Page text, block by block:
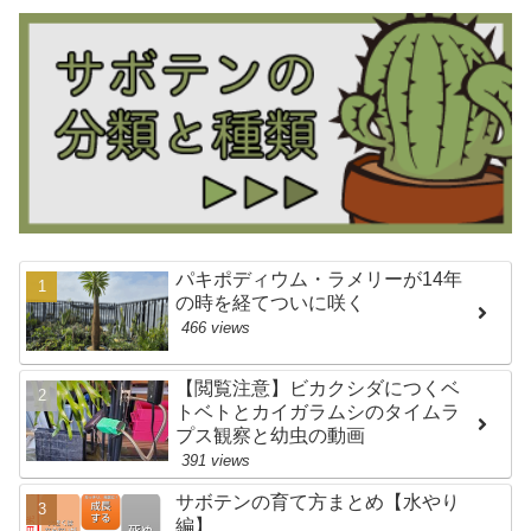
パキポディウム・ラメリーが14年
の時を経てついに咲く
466 views
【閲覧注意】ビカクシダにつくベ
トベトとカイガラムシのタイムラ
プス観察と幼虫の動画
391 views
サボテンの育て方まとめ【水やり
編】